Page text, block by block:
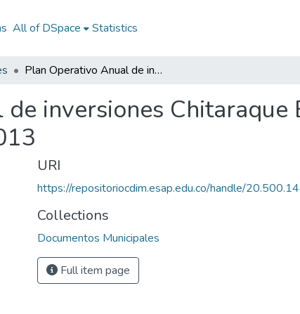
All of DSpace Statistics
Plan Operativo Anual de inversiones Chitaraque Boyacá 2013: POAI Chitaraque Boyacá 2013
inversiones Chitaraque
URI
https://repositoriocdim.esap.edu.co/handle/
Collections
Documentos Municipales
Full item page